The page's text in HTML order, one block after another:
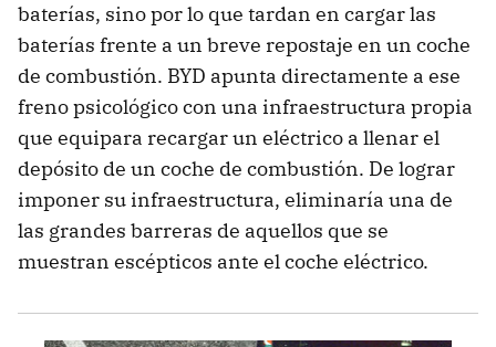
baterías, sino por lo que tardan en cargar las
baterías frente a un breve repostaje en un coche
de combustión. BYD apunta directamente a ese
freno psicológico con una infraestructura propia
que equipara recargar un eléctrico a llenar el
depósito de un coche de combustión. De lograr
imponer su infraestructura, eliminaría una de
las grandes barreras de aquellos que se
muestran escépticos ante el coche eléctrico.